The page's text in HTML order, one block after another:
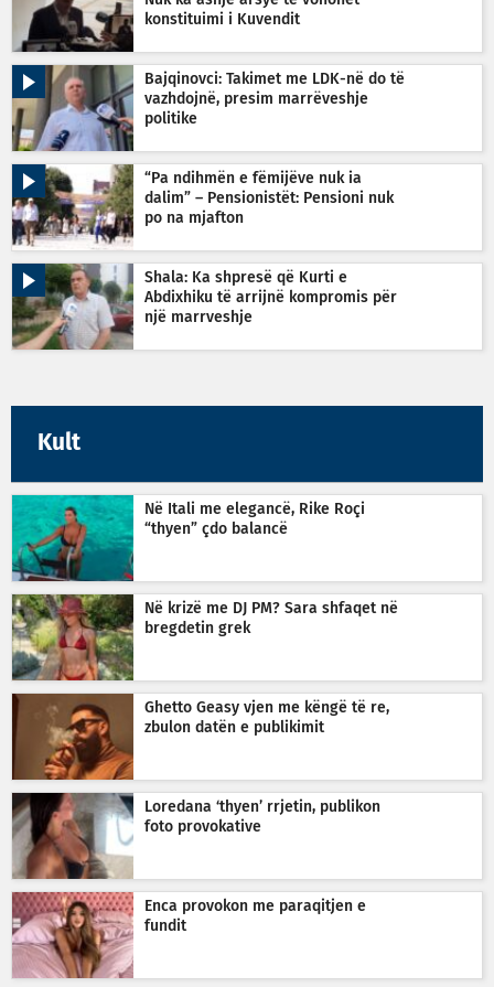
konstituimi i Kuvendit
Bajqinovci: Takimet me LDK-në do të
vazhdojnë, presim marrëveshje
politike
“Pa ndihmën e fëmijëve nuk ia
dalim” – Pensionistët: Pensioni nuk
po na mjafton
Shala: Ka shpresë që Kurti e
Abdixhiku të arrijnë kompromis për
një marrveshje
Kult
Në Itali me elegancë, Rike Roçi
“thyen” çdo balancë
Në krizë me DJ PM? Sara shfaqet në
bregdetin grek
Ghetto Geasy vjen me këngë të re,
zbulon datën e publikimit
Loredana ‘thyen’ rrjetin, publikon
foto provokative
Enca provokon me paraqitjen e
fundit